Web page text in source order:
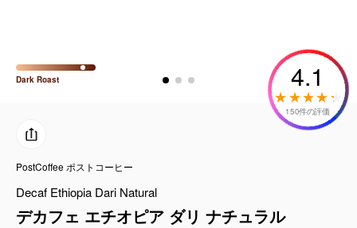
リキッド
コーヒーのサブスク
Dark Roast 4.1
150件の評価
PostCoffee ポストコーヒー
Decaf Ethiopia Dari Natural
デカフェ エチオピア ダリ ナチュラル